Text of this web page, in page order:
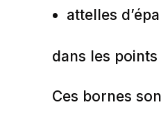
attelles
dans les
Ces bornes